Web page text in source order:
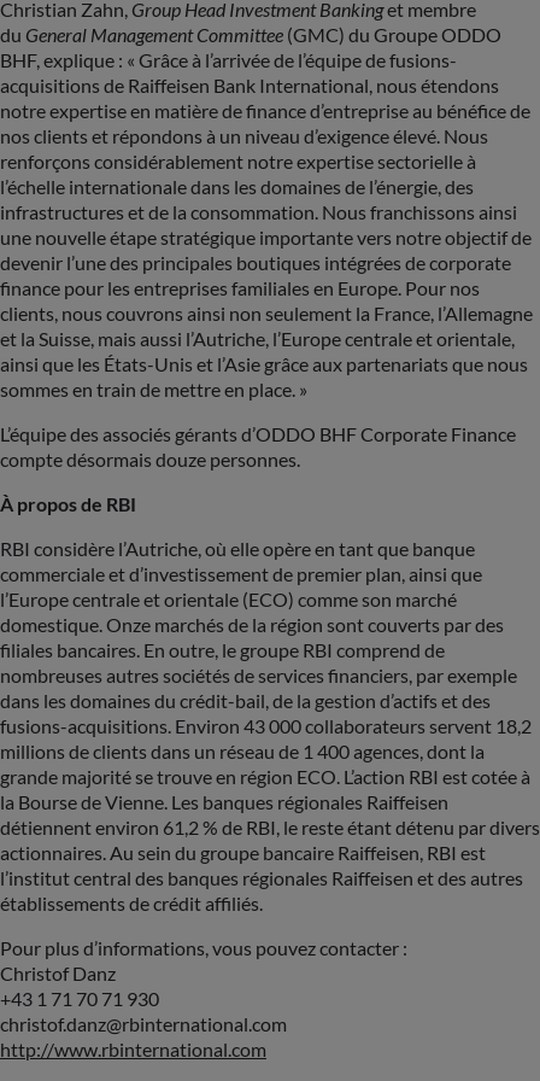
Christian Zahn, Group Head Investment Bankinget membre
du General Management Committee (GMC) du Groupe ODDO
BHF, explique : « Grâce à l’arrivée de l’équipe de fusions-
acquisitions de Raiffeisen Bank International, nous étendons
notre expertise en matière de finance d’entreprise au bénéfice de
nos clients et répondons à un niveau d’exigence élevé. Nous
renforçons considérablement notre expertise sectorielle à
l’échelle internationale dans les domaines de l’énergie, des
infrastructures et de la consommation. Nous franchissons ainsi
une nouvelle étape stratégique importante vers notre objectif de
devenir l’une des principales boutiques intégrées de corporate
finance pour les entreprises familiales en Europe. Pour nos
clients, nous couvrons ainsi non seulement la France, l’Allemagne
et la Suisse, mais aussi l’Autriche, l’Europe centrale et orientale,
ainsi que les États-Unis et l’Asie grâce aux partenariats que nous
sommes en train de mettre en place. »
L’équipe des associés gérants d’ODDO BHF Corporate Finance
compte désormais douze personnes.
À propos de RBI
RBI considère l’Autriche, où elle opère en tant que banque
commerciale et d’investissement de premier plan, ainsi que
l’Europe centrale et orientale (ECO) comme son marché
domestique. Onze marchés de la région sont couverts par des
filiales bancaires. En outre, le groupe RBI comprend de
nombreuses autres sociétés de services financiers, par exemple
dans les domaines du crédit-bail, de la gestion d’actifs et des
fusions-acquisitions. Environ 43 000 collaborateurs servent 18,2
millions de clients dans un réseau de 1 400 agences, dont la
grande majorité se trouve en région ECO. L’action RBI est cotée à
la Bourse de Vienne. Les banques régionales Raiffeisen
détiennent environ 61,2 % de RBI, le reste étant détenu par divers
actionnaires. Au sein du groupe bancaire Raiffeisen, RBI est
l’institut central des banques régionales Raiffeisen et des autres
établissements de crédit affiliés.
Pour plus d’informations, vous pouvez contacter :
Christof Danz
+43 1 71 70 71 930
christof.danz@rbinternational.com
http://www.rbinternational.com